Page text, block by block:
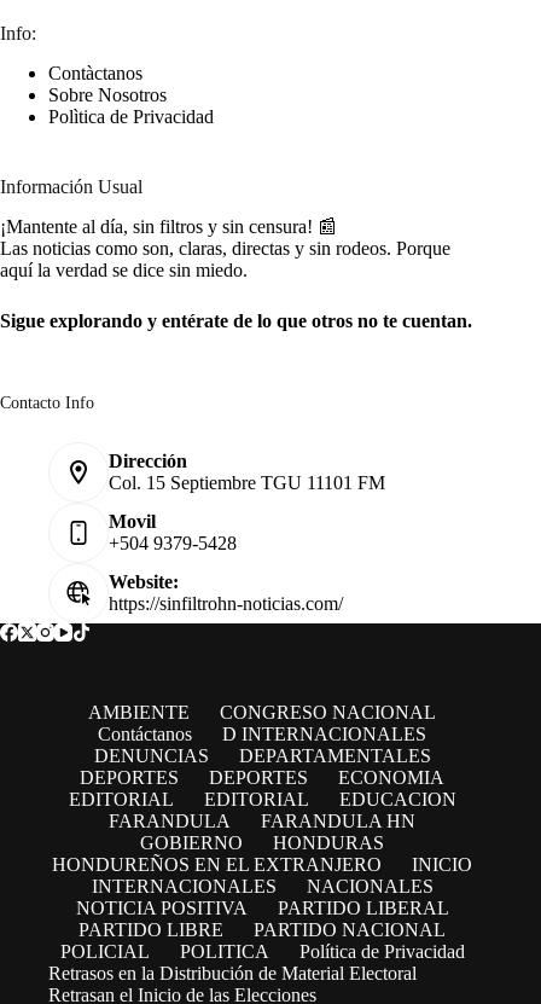
Info:
Contàctanos
Sobre Nosotros
Polìtica de Privacidad
Información Usual
¡Mantente al día, sin filtros y sin censura! 📰
Las noticias como son, claras, directas y sin rodeos. Porque
aquí la verdad se dice sin miedo.
Sigue explorando y entérate de lo que otros no te cuentan.
Contacto Info
Dirección
Col. 15 Septiembre TGU 11101 FM
Movil
+504 9379-5428
Website:
https://sinfiltrohn-noticias.com/
AMBIENTE
CONGRESO NACIONAL
Contáctanos
D INTERNACIONALES
DENUNCIAS
DEPARTAMENTALES
DEPORTES
DEPORTES
ECONOMIA
EDITORIAL
EDITORIAL
EDUCACION
FARANDULA
FARANDULA HN
GOBIERNO
HONDURAS
HONDUREÑOS EN EL EXTRANJERO
INICIO
INTERNACIONALES
NACIONALES
NOTICIA POSITIVA
PARTIDO LIBERAL
PARTIDO LIBRE
PARTIDO NACIONAL
POLICIAL
POLITICA
Política de Privacidad
Retrasos en la Distribución de Material Electoral
Retrasan el Inicio de las Elecciones